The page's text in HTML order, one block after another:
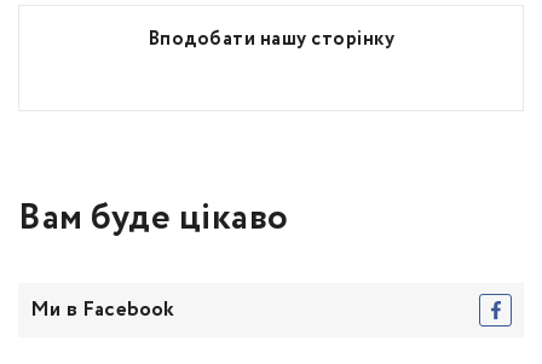
Вподобати нашу сторінку
Вам буде цікаво
Ми в Facebook